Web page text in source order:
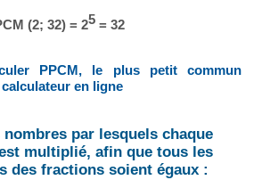
(2; 32) = 25= 32
PPCM, le plus petit commun
en ligne
par lesquels chaque
multiplié, afin que tous les
des fractions soient égaux :